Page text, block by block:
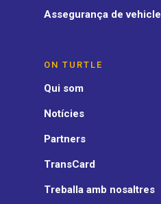
Assegurança de vehicle
ON TURTLE
Qui som
Notícies
Partners
TransCard
Treballa amb nosaltres